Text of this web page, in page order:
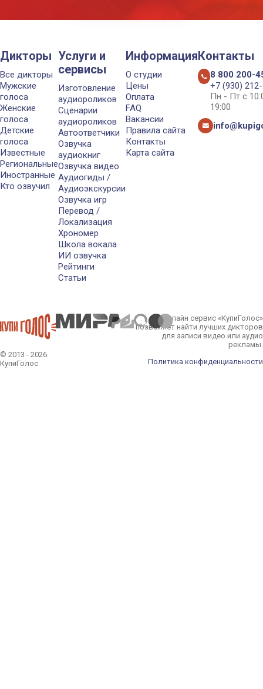
Дикторы
Все дикторы
Мужские
голоса
Женские
голоса
Детские
голоса
Известные
Региональные
Иностранные
Кто озвучил
Услуги и
сервисы
Изготовление
аудиороликов
Сценарии
аудиороликов
Автоответчики
Озвучка
аудиокниг
Озвучка видео
Аудиогиды /
Аудиоэкскурсии
Озвучка игр
Перевод /
Локализация
Хрономер
Школа вокала
ИИ озвучка
Рейтинги
Статьи
Информация
О студии
Цены
Оплата
FAQ
Вакансии
Правила сайта
Контакты
Карта сайта
Контакты
8 800 200-
+7 (930)
Пн - Пт с
19:00
© 2013 - 2026
КупиГолос
Онлайн сервис «КупиГолос»
позволяет найти лучших дикторов
для записи видео или аудио
рекламы.
Политика конфиденциальности